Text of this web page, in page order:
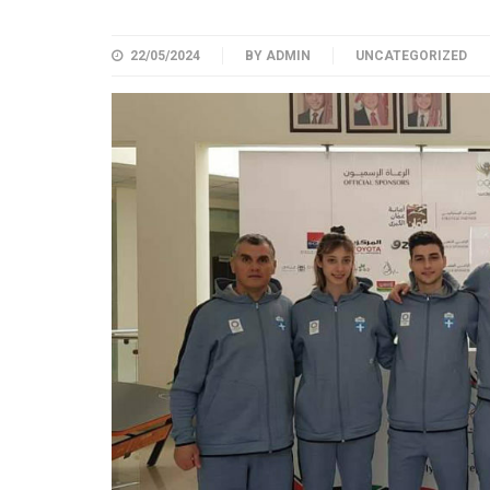
22/05/2024 BY ADMIN UNCATEGORIZED